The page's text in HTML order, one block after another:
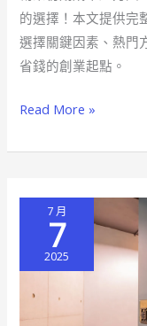
的選擇！本文提供完
選擇關鍵因素、熱門
省錢的創業起點。
妙
招
虛
辦
Read More »
7 月
7
2025